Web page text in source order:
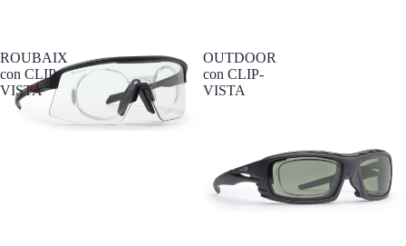
ROUBAIX
con CLIP-
VISTA
OUTDOOR
con CLIP-
VISTA